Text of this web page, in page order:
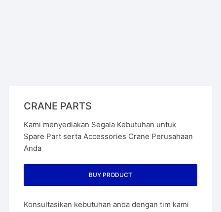
CRANE PARTS
Kami menyediakan Segala Kebutuhan untuk
Spare Part serta Accessories Crane Perusahaan
Anda
BUY PRODUCT
Konsultasikan kebutuhan anda dengan tim kami